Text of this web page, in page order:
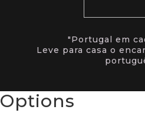
"Portugal em
Leve para casa o
Options